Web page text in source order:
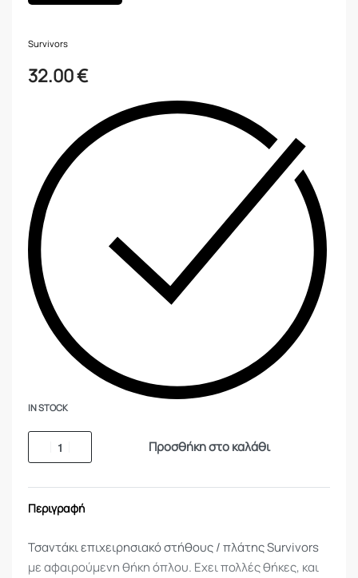
Survivors
32.00€
IN STOCK
Προσθήκη στο καλάθι
Περιγραφή
Τσαντάκι επιχειρησιακό στήθους / πλάτης Survivors
με αφαιρούμενη θήκη όπλου. Εχει πολλές θήκες, και